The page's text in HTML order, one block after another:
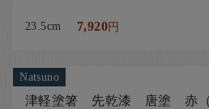
23.5cm 7,920円
Natsuno
津軽塗箸 先乾漆 唐塗 赤（